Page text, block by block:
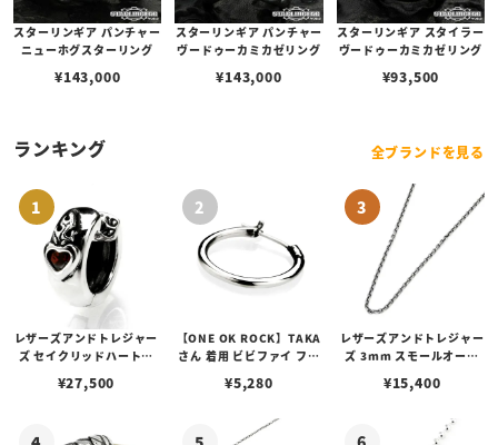
スターリンギア パンチャー
ニューホグスターリング
¥143,000
スターリンギア パンチャー
ヴードゥーカミカゼリング
¥143,000
スターリンギア スタイラー
ヴードゥーカミカゼリング
¥93,500
ランキング 全ブランドを見る
レザーズアンドトレジャー
ズ セイクリッドハートピ
¥27,500
【ONE OK ROCK】TAKA
さん 着用 ビビファイ フー
¥5,280
レザーズアンドトレジャー
ズ 3mm スモールオーバ
ブスタークラスプ＆LTロ
¥15,400